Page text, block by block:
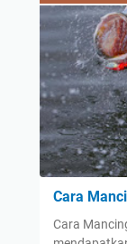
Cara
Cara